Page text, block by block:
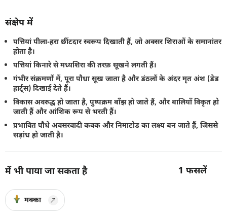
संक्षेप में
पत्तियां पीला-हरा छींटदार स्वरूप दिखाती हैं, जो अक्सर शिराओं के समानांतर
होता है।
पत्तियां किनारे से मध्यशिरा की तरफ़ सूखने लगती हैं।
गंभीर संक्रमणों में, पूरा पौधा सूख जाता है और डंठलों के अंदर मृत अंश (डेड
हार्ट्स) दिखाई देते हैं।
विकास अवरुद्ध हो जाता है, पुष्पक्रम बाँझ हो जाते हैं, और बालियाँ विकृत हो
जाती हैं और आंशिक रूप से भरती हैं।
प्रभावित पौधे अवसरवादी कवक और निमाटोड का लक्ष्य बन जाते हैं, जिससे
सड़ांध हो जाती है।
में भी पाया जा सकता है 1 फसलें
मक्का